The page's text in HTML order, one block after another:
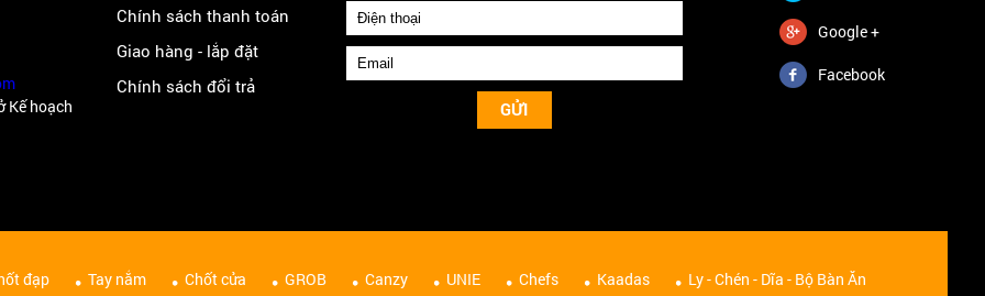
Kế hoạch
Chính sách thanh toán
Giao hàng - lắp đặt
Chính sách đổi trả
Google +
Facebook
đạp Tay nắm Chốt cửa GROB Canzy UNIE Chefs Kaadas Ly - Chén - Dĩa - Bộ Bàn Ăn